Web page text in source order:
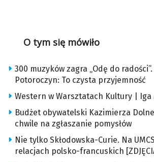
O tym się mówiło
300 muzyków zagra „Odę do radości”.
Potoroczyn: To czysta przyjemność
Western w Warsztatach Kultury | Iga
Budżet obywatelski Kazimierza
chwile na zgłaszanie pomysłów
Nie tylko Skłodowska-Curie. Na
relacjach polsko-francuskich